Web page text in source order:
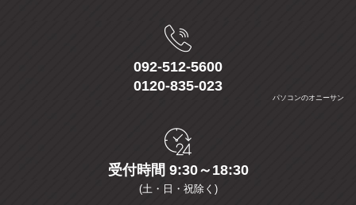
092-512-5600
0120-835-023
パソコンのオニーサン
受付時間 9:30～18:30
(土・日・祝除く)